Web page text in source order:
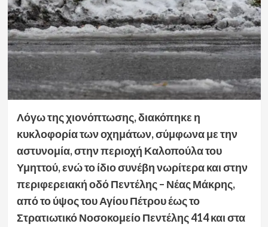
Λόγω της χιονόπτωσης, διακόπηκε η
κυκλοφορία των οχημάτων, σύμφωνα με την
αστυνομία, στην περιοχή Καλοπούλα του
Υμηττού, ενώ το ίδιο συνέβη νωρίτερα και στην
περιφερειακή οδό Πεντέλης – Νέας Μάκρης,
από το ύψος του Αγίου Πέτρου έως το
Στρατιωτικό Νοσοκομείο Πεντέλης 414 και στα